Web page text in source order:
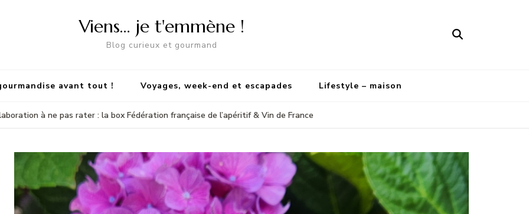
Viens… je t'emmène !
Blog curieux et gourmand
avant tout ! Voyages, week-end et escapades Lifestyle – maison
à ne pas rater : la box Fédération française de l’apéritif & Vin de France